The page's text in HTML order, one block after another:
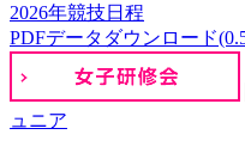
2026年競技日程
PDFデータダウンロード
ュニア